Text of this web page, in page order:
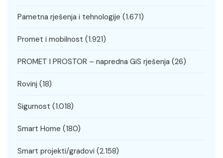
Pametna rješenja i tehnologije (1.671)
Promet i mobilnost (1.921)
PROMET I PROSTOR – napredna GiS rješenja (26)
Rovinj (18)
Sigurnost (1.018)
Smart Home (180)
Smart projekti/gradovi (2.158)